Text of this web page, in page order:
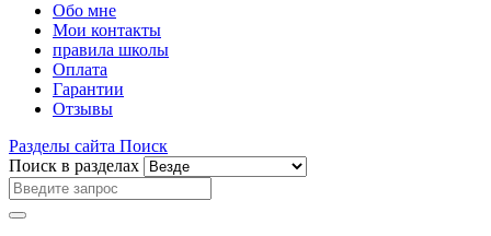
Обо мне
Мои контакты
правила школы
Оплата
Гарантии
Отзывы
Разделы сайта Поиск
Поиск в разделах